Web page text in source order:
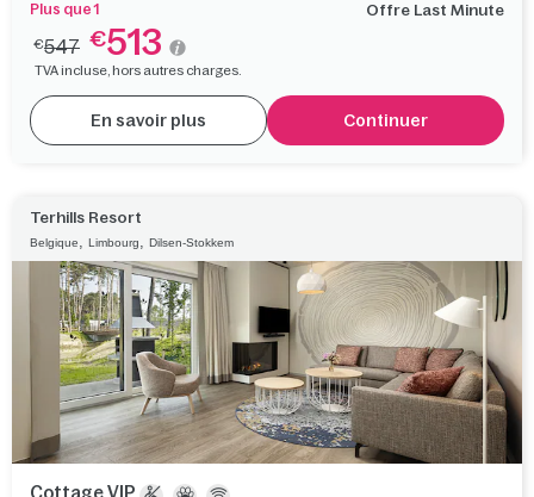
Plus que 1 Offre Last Minute
€547 €513
TVA incluse, hors autres charges.
En savoir plus Continuer
Terhills Resort
Belgique, Limbourg, Dilsen-Stokkem